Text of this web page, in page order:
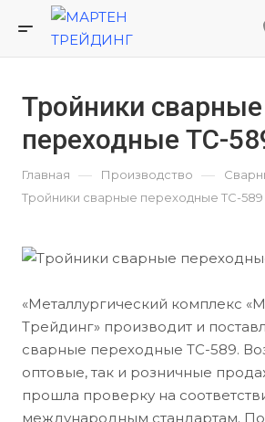
Тройники сварные
переходные ТС-
Главная — Производство —
Тройники сварные переходные ТС-589
«Металлургический комплекс
Трейдинг» производит и
сварные переходные ТС-589.
оптовые, так и розничные
прошла проверку на
международным стандартам.